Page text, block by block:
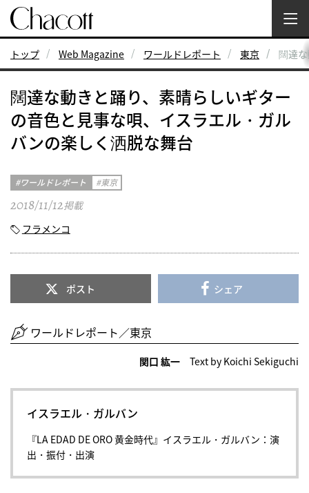
トップ Web Magazine ワールドレポート 東京 闊達
闊達な動きと踊り、素晴らしいギター
の音色と見事な唄、イスラエル・ガル
バンの楽しく洒脱な舞台
ワールドレポート 東京
2018/11/12掲載
フラメンコ
ポスト シェア
ワールドレポート／東京
関口 紘一 Text by Koichi Sekiguchi
イスラエル・ガルバン
『LA EDAD DE ORO 黄金時代』イスラエル・ガルバン：演
出・振付・出演